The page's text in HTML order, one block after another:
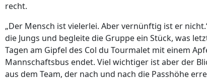
recht.
„Der Mensch ist vielerlei. Aber vernünftig ist er
die Jungs und begleite die Gruppe ein Stück, was
Tagen am Gipfel des Col du Tourmalet mit einem
Mannschaftsbus endet. Viel wichtiger ist aber der
aus dem Team, der nach und nach die Passhöhe